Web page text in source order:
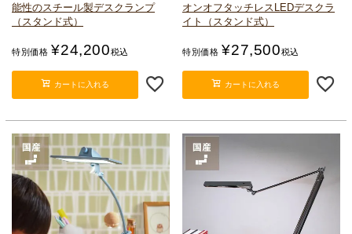
能性のスチール製デスクランプ
（スタンド式）
特別価格 ¥24,200税込
カートに入れる
オンオフタッチレスLEDデスクラ
イト（スタンド式）
特別価格 ¥27,500税込
カートに入れる